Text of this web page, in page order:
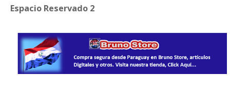
Espacio Reservado 2